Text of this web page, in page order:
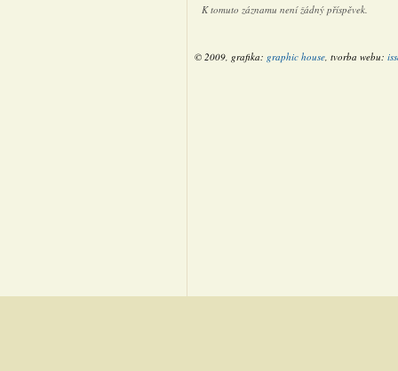
K tomuto záznamu není žádný příspěvek.
© 2009, grafika: graphic house, tvorba webu: